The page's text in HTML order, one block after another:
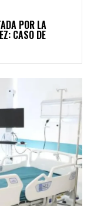
POR LA
CASO DE